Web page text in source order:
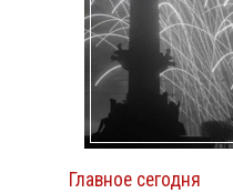
Главное сегодня